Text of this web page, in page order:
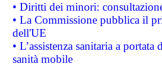
• Diritti dei minori:
• La Commissione pubblica il
dell'UE
• L’assistenza sanitaria a
sanità mobile